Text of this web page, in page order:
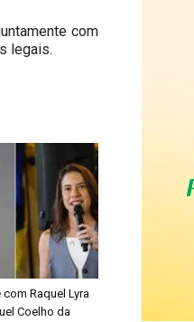
com
legais.
Raquel Lyra
Coelho da